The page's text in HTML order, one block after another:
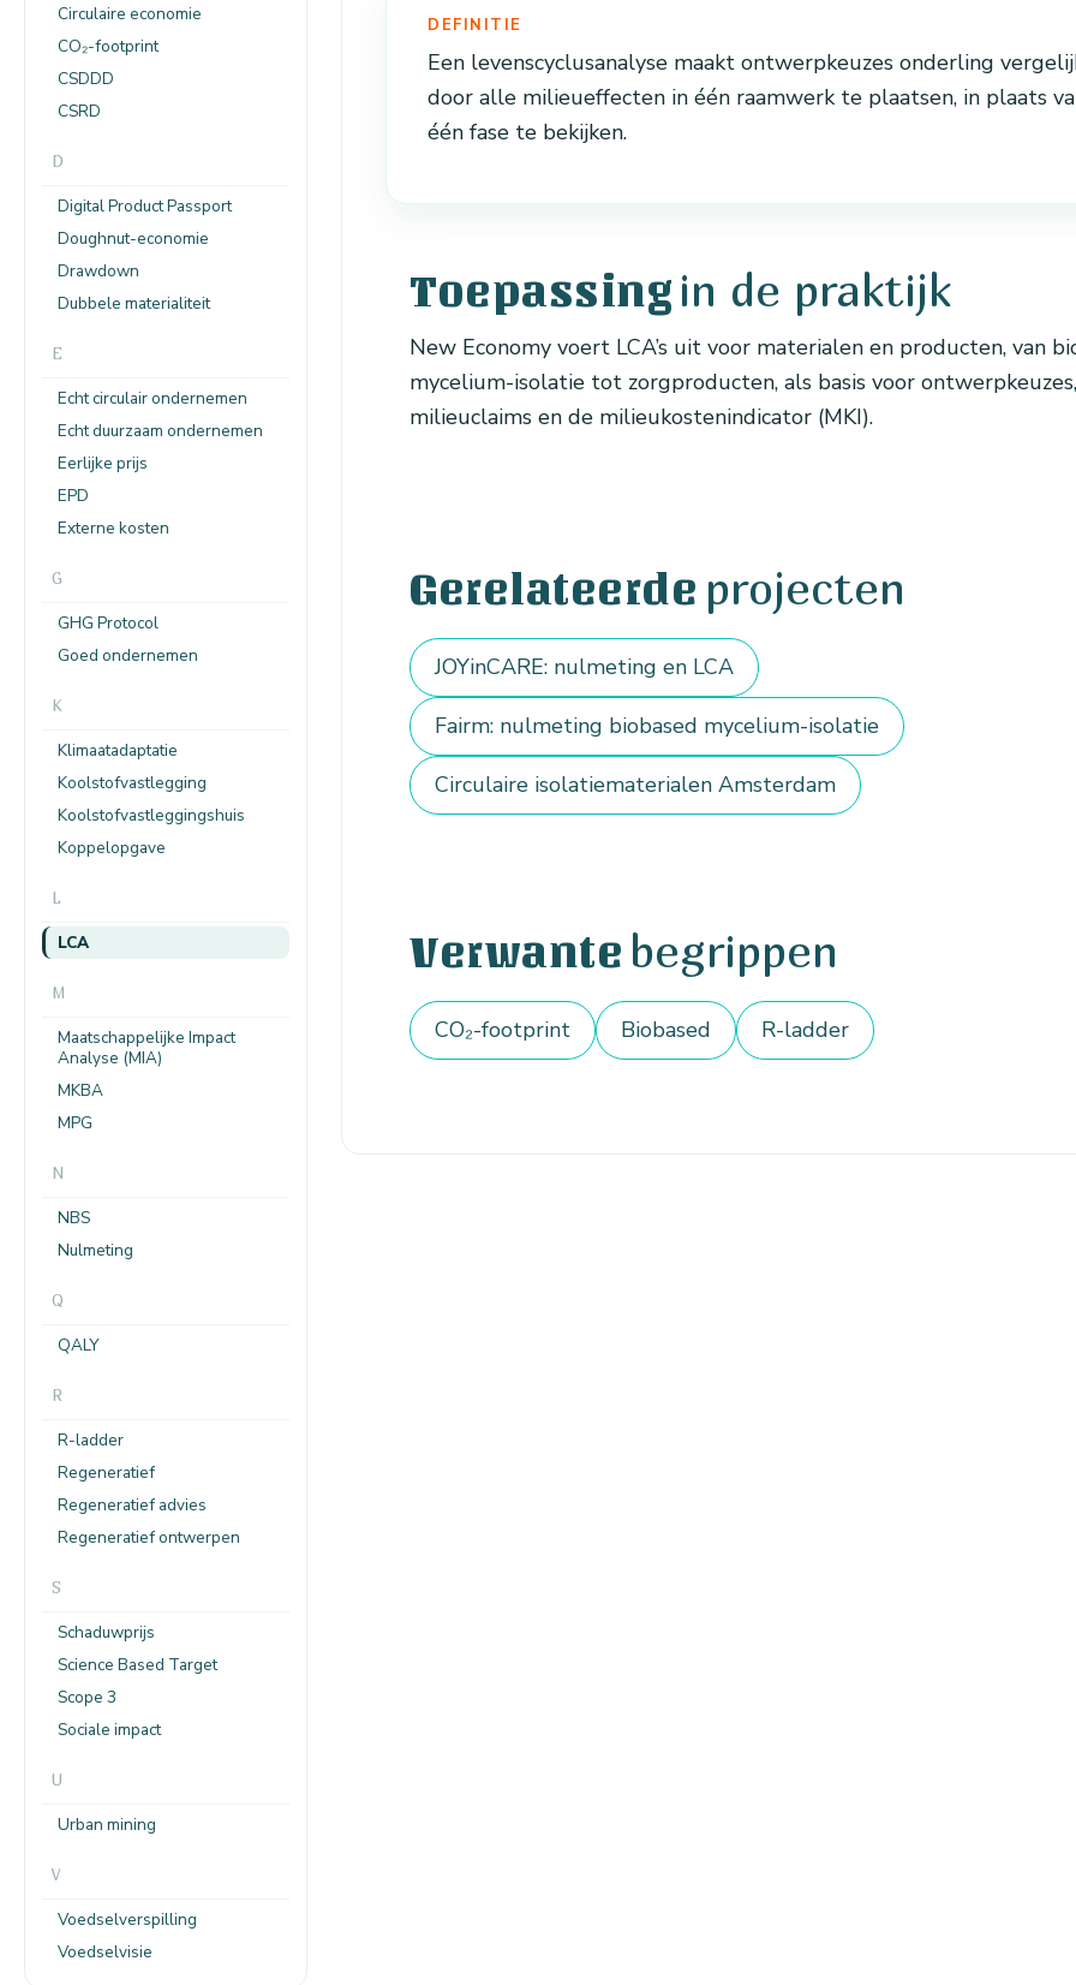
Circulaire economie
CO₂-footprint
CSDDD
CSRD
D
Digital Product Passport
Doughnut-economie
Drawdown
Dubbele materialiteit
E
Echt circulair ondernemen
Echt duurzaam ondernemen
Eerlijke prijs
EPD
Externe kosten
G
GHG Protocol
Goed ondernemen
K
Klimaatadaptatie
Koolstofvastlegging
Koolstofvastleggingshuis
Koppelopgave
L
LCA
M
Maatschappelijke Impact
Analyse (MIA)
MKBA
MPG
N
NBS
Nulmeting
Q
QALY
R
R-ladder
Regeneratief
Regeneratief advies
Regeneratief ontwerpen
S
Schaduwprijs
Science Based Target
Scope 3
Sociale impact
U
Urban mining
V
Voedselverspilling
Voedselvisie
DEFINITIE
Een levenscyclusanalyse maakt ontwerpkeuzes onderling
door alle milieueffecten in één raamwerk te plaatsen, in plaats
één fase te bekijken.
Toepassing in de praktijk
New Economy voert LCA’s uit voor materialen en producten, van
mycelium-isolatie tot zorgproducten, als basis voor ontwerpkeuzes,
milieuclaims en de milieukostenindicator (MKI).
Gerelateerde projecten
JOYinCARE: nulmeting en LCA
Fairm: nulmeting biobased mycelium-isolatie
Circulaire isolatiematerialen Amsterdam
Verwante begrippen
CO₂-footprint Biobased R-ladder